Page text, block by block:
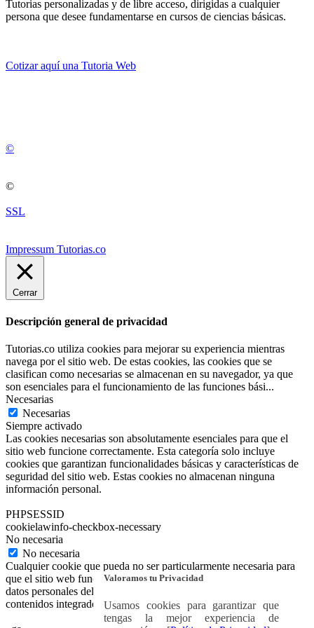
Tutorias personalizadas y de libre acceso, dirigidas a cualquier
persona que desee fundamentarse en cursos de ciencias básicas.
Cotizar aquí una Tutoria Web
©
©
SSL
Impressum Tutorias.co
Valoramos tu Privacidad
Usamos cookies para garantizar que
tengas la mejor experiencia de
Cerrar
Descripción general de privacidad
Tutorias.co utiliza cookies para mejorar su experiencia mientras
navega por el sitio web. De estas cookies, las cookies que se
clasifican como necesarias se almacenan en su navegador, ya que
son esenciales para el funcionamiento de las funciones bási...
Necesarias
Necesarias
Siempre activado
Las cookies necesarias son absolutamente esenciales para que el
sitio web funcione correctamente. Esta categoría solo incluye
cookies que garantizan funcionalidades básicas y características de
seguridad del sitio web. Estas cookies no almacenan ninguna
información personal.
PHPSESSID
cookielawinfo-checkbox-necessary
No necesaria
No necesaria
Cualquier cookie que pueda no ser particularmente necesaria para
que el sitio web funcione y se utilice específicamente para recopilar
datos personales del usuario a través de análisis, anuncios y otros
contenidos integrados se denomina cookie no necesaria.